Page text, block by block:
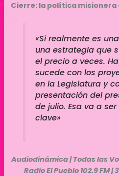
Cierre: la política
«Si realmente es
una estrategia que
el precio a veces.
sucede con los
en la Legislatura y
presentación del
de julio. Esa va a
clave»
Audiodinámica | Todas las
Radio El Pueblo 102.9 FM